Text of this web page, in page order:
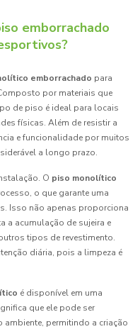
emborrachado
emborrachado para
por materiais que
de piso é ideal para locais
físicas. Além de resistir a
e funcionalidade por muitos
a longo prazo.
O piso monolítico
o que garante uma
Isso não apenas proporciona
a acumulação de sujeira e
tipos de revestimento.
diária, pois a limpeza é
é disponível em uma
que ele pode ser
permitindo a criação